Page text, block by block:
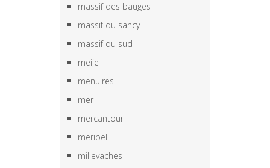
massif des bauges
massif du sancy
massif du sud
meije
menuires
mer
mercantour
meribel
millevaches